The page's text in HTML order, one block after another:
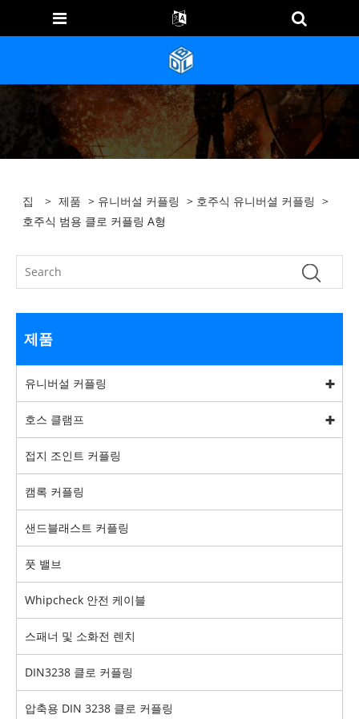
집 > 제품 > 유니버설 커플링 > 호주식 유니버셜 커플링 >
호주식 범용 클로 커플링 A형
제품
유니버설 커플링
호스 클램프
접지 조인트 커플링
캠록 커플링
샌드블래스트 커플링
풋 밸브
Whipcheck 안전 케이블
스패너 및 소화전 렌치
DIN3238 클로 커플링
압축용 DIN 3238 클로 커플링